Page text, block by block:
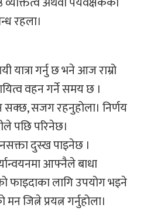
रहला।
यात्रा गर्नु छ भने आज राम्रो
वहन गर्ने समय छ ।
सक्छ, सजग रहनुहोला। निर्णय
पछि परिनेछ।
दुस्ख पाइनेछ ।
आफ्नैले बाधा
फाइदाका लागि उपयोग भइने
जित्ने प्रयत्न गर्नुहोला।